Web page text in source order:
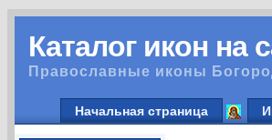
Каталог икон на
Православные иконы
Начальная страница